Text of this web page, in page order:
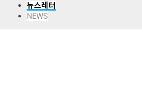
뉴스레터
NEWS